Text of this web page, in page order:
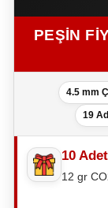
PEŞİN
4.5 mm
19
10
12 gr